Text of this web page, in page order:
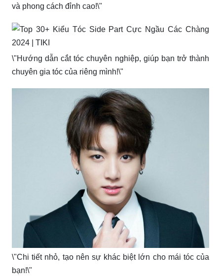
và phong cách đỉnh cao!\"
\"Hướng dẫn cắt tóc chuyên nghiệp, giúp bạn trở thành
chuyên gia tóc của riêng mình!\"
\"Chi tiết nhỏ, tạo nên sự khác biệt lớn cho mái tóc của
bạn!\"